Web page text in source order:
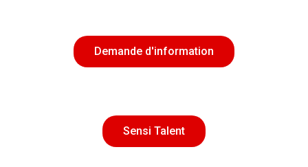
Demande d'information
Sensi Talent